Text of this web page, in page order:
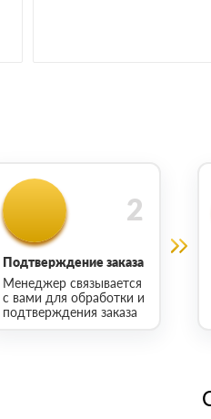
Подтверждение заказа
Менеджер связывается
с вами для обработки и
подтверждения заказа